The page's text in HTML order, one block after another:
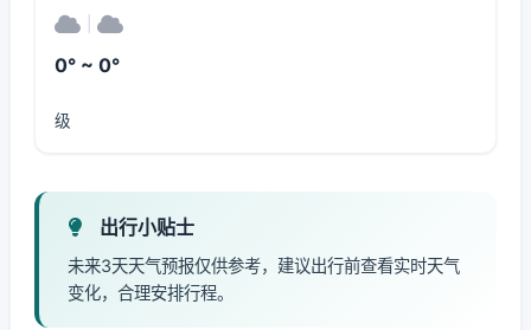
0° ~ 0°
级
出行小贴士
未来3天天气预报仅供参考，建议出行前查看实时天气
变化，合理安排行程。